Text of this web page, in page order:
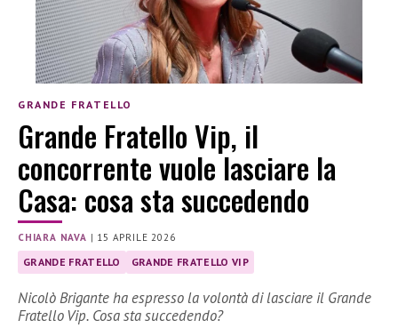
GRANDE FRATELLO
Grande Fratello Vip, il
concorrente vuole lasciare la
Casa: cosa sta succedendo
CHIARA NAVA | 15 APRILE 2026
GRANDE FRATELLO GRANDE FRATELLO VIP
Nicolò Brigante ha espresso la volontà di lasciare il Grande
Fratello Vip. Cosa sta succedendo?